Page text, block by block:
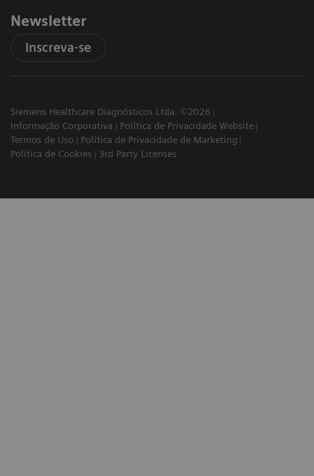
Newsletter
Inscreva-se
Siemens Healthcare Diagnósticos Ltda. ©2026
Informação Corporativa
Política de Privacidade Website
Termos de Uso
Política de Privacidade de Marketing
Política de Cookies
3rd Party Licenses